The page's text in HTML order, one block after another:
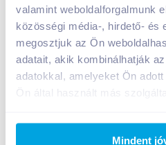
valamint weboldalforgalmunk
közösségi média-, hirdető- és
megosztjuk az Ön
adatait, akik kombinálhatják
adatokkal, amelyeket Ön
Mindent
Kosárba